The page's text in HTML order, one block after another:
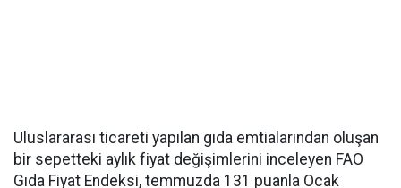
Uluslararası ticareti yapılan gıda emtialarından oluşan
bir sepetteki aylık fiyat değişimlerini inceleyen FAO
Gıda Fiyat Endeksi, temmuzda 131 puanla Ocak